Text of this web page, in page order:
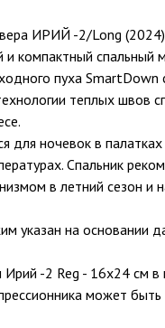
ИРИЙ -2/Long (2024)
и компактный
пуха SmartDown
теплых швов
для ночевок в
Спальник
в летний сезон и
указан на основании
-2 Reg - 16x24 см
может